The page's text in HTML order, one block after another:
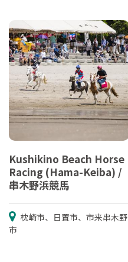
Kushikino Beach Horse
Racing (Hama-Keiba) /
串木野浜競馬
枕崎市、日置市、市来串木野
市